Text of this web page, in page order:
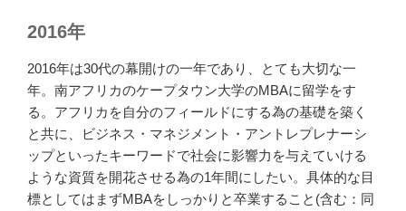
2016年
2016年は30代の幕開けの一年であり、とても大切な一
年。南アフリカのケープタウン大学のMBAに留学をす
る。アフリカを自分のフィールドにする為の基礎を築く
と共に、ビジネス・マネジメント・アントレプレナーシ
ップといったキーワードで社会に影響力を与えていける
ような資質を開花させる為の1年間にしたい。具体的な目
標としてはまずMBAをしっかりと卒業すること(含む：同